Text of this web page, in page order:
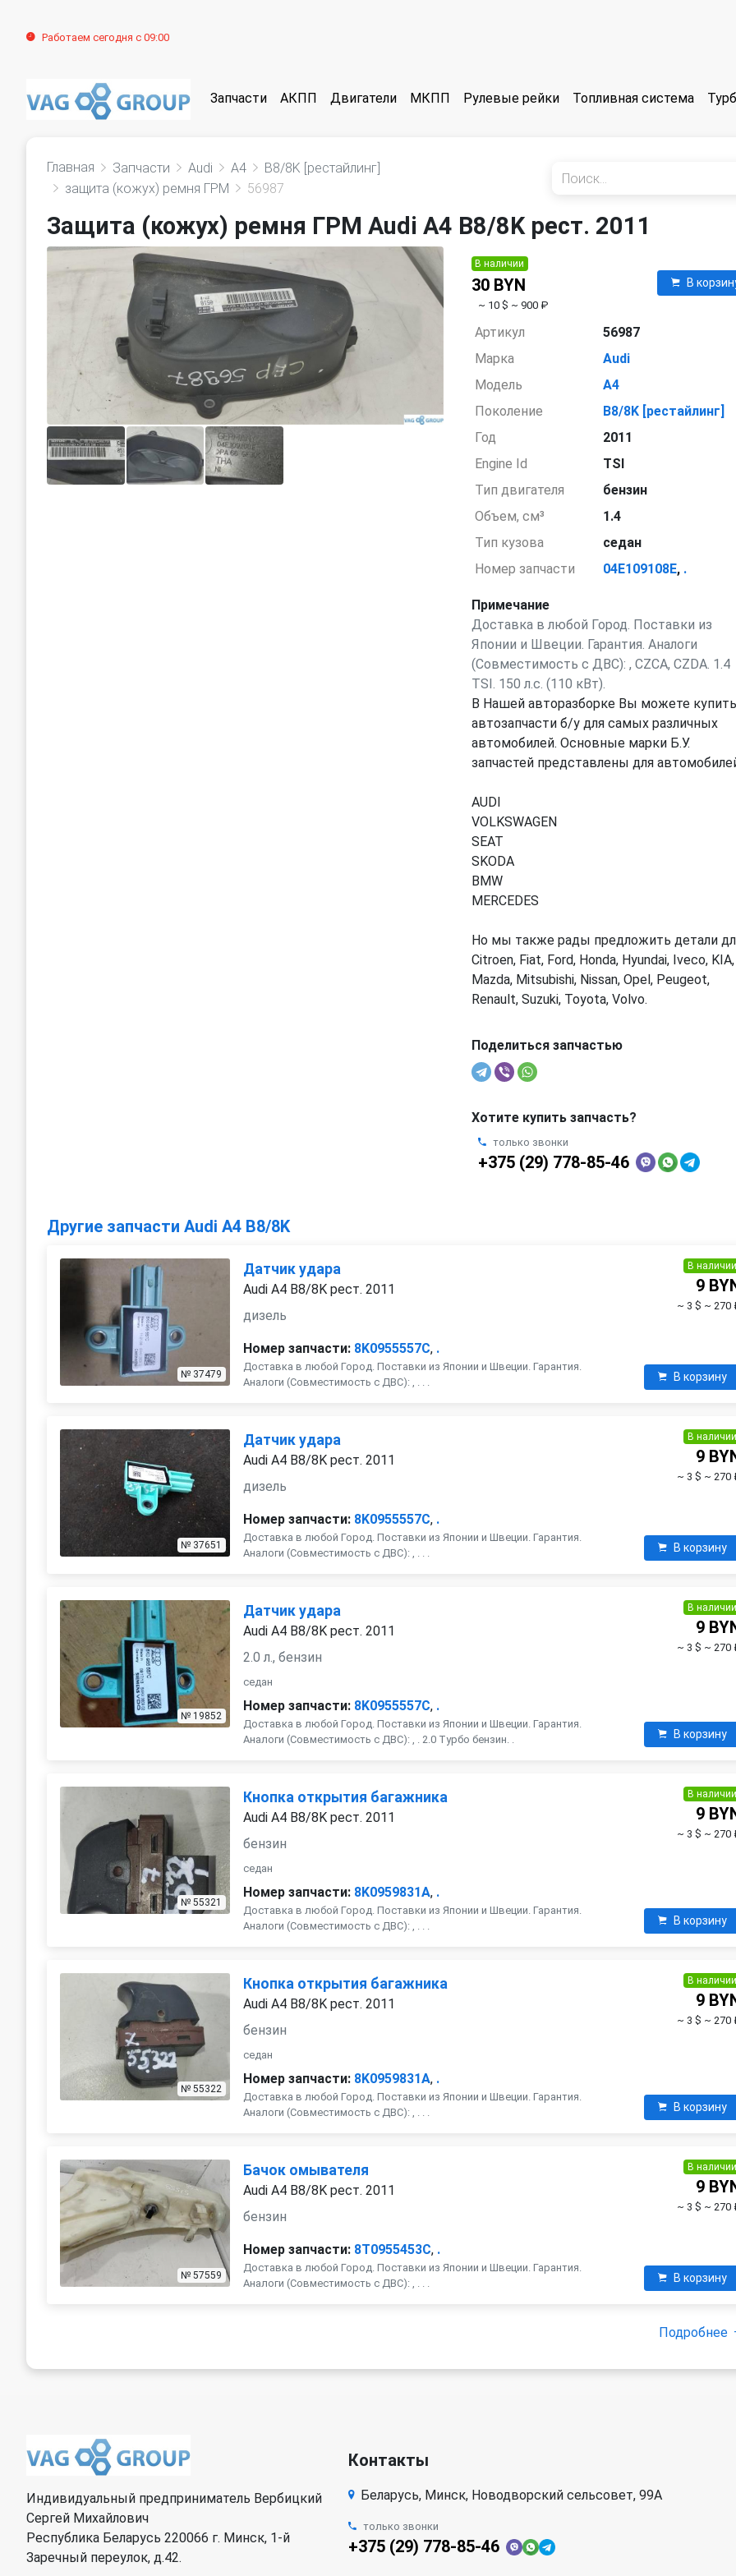
Работаем сегодня с 09:00
Запчасти АКПП Двигатели МКПП Рулевые рейки Топливная система
Главная Запчасти Audi A4
B8/8K [рестайлинг]
защита (кожух) ремня ГРМ
56987
Защита (кожух) ремня ГРМ Audi A4 B8/8K рест. 2011
В наличии
30 BYN
~ 10 $ ~ 900 ₽
В
Артикул
56987
Марка
Audi
Модель
A4
Поколение
B8/8K [рестайлинг]
Год
2011
Engine Id
TSI
Тип двигателя
бензин
Объем, см³
1.4
Тип кузова
седан
Номер запчасти
04E109108E, .
Примечание
Доставка в любой Город. Поставки из
Японии и Швеции. Гарантия. Аналоги
(Совместимость с ДВС): , CZCA, CZDA. 1.4
TSI. 150 л.с. (110 кВт).
В Нашей авторазборке Вы можете купить
автозапчасти б/у для самых различных
автомобилей. Основные марки Б.У.
запчастей представлены для
AUDI
VOLKSWAGEN
SEAT
SKODA
BMW
MERCEDES
Но мы также рады предложить детали
Citroen, Fiat, Ford, Honda, Hyundai, Iveco, KIA,
Mazda, Mitsubishi, Nissan, Opel, Peugeot,
Renault, Suzuki, Toyota, Volvo.
Поделиться запчастью
Хотите купить запчасть?
только звонки
+375 (29) 778-85-46
Другие запчасти Audi A4 B8/8K
№ 37479
Датчик удара
Audi A4 B8/8K рест. 2011
дизель
Номер запчасти: 8K0955557C, .
Доставка в любой Город. Поставки из Японии и Швеции. Гарантия.
Аналоги (Совместимость с ДВС): , . . .
В наличии
9
~ 3 $ ~ 270
В корзину
№ 37651
Датчик удара
Audi A4 B8/8K рест. 2011
дизель
Номер запчасти: 8K0955557C, .
Доставка в любой Город. Поставки из Японии и Швеции. Гарантия.
Аналоги (Совместимость с ДВС): , . . .
В наличии
9
~ 3 $ ~ 270
В корзину
№ 19852
Датчик удара
Audi A4 B8/8K рест. 2011
2.0 л., бензин
седан
Номер запчасти: 8K0955557C, .
Доставка в любой Город. Поставки из Японии и Швеции. Гарантия.
Аналоги (Совместимость с ДВС): , . 2.0 Турбо бензин. .
В наличии
9
~ 3 $ ~ 270
В корзину
№ 55321
Кнопка открытия багажника
Audi A4 B8/8K рест. 2011
бензин
седан
Номер запчасти: 8K0959831A, .
Доставка в любой Город. Поставки из Японии и Швеции. Гарантия.
Аналоги (Совместимость с ДВС): , . . .
В наличии
9
~ 3 $ ~ 270
В корзину
№ 55322
Кнопка открытия багажника
Audi A4 B8/8K рест. 2011
бензин
седан
Номер запчасти: 8K0959831A, .
Доставка в любой Город. Поставки из Японии и Швеции. Гарантия.
Аналоги (Совместимость с ДВС): , . . .
В наличии
9
~ 3 $ ~ 270
В корзину
№ 57559
Бачок омывателя
Audi A4 B8/8K рест. 2011
бензин
Номер запчасти: 8T0955453C, .
Доставка в любой Город. Поставки из Японии и Швеции. Гарантия.
Аналоги (Совместимость с ДВС): , . . .
В наличии
9
~ 3 $ ~ 270
В корзину
Подробнее
Индивидуальный предприниматель Вербицкий
Сергей Михайлович
Республика Беларусь 220066 г. Минск, 1-й
Заречный переулок, д.42.
Контакты
Беларусь, Минск, Новодворский сельсовет, 99А
только звонки
+375 (29) 778-85-46